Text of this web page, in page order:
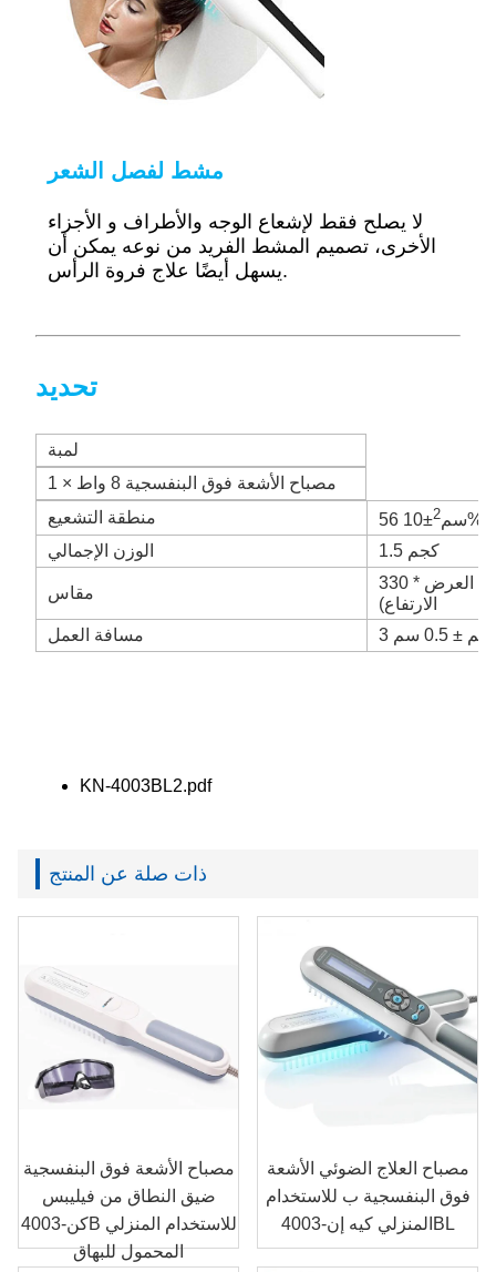
مشط لفصل الشعر
لا يصلح فقط لإشعاع الوجه والأطراف و الأجزاء
الأخرى، تصميم المشط الفريد من نوعه يمكن أن
يسهل أيضًا علاج فروة الرأس.
تحديد
لمبة
1 × مصباح الأشعة فوق البنفسجية 8 واط
منطقة التشعيع
56 سم2
±10%
الوزن الإجمالي
1.5 كجم
مقاس
(الطول * العرض *
الارتفاع)
مسافة العمل
3 سم ± 0.5 سم
KN-4003BL2.pdf
ذات صلة عن المنتج
مصباح الأشعة فوق البنفسجية
ضيق النطاق من فيليبس
كن-4003B للاستخدام المنزلي
المحمول للبهاق
مصباح العلاج الضوئي الأشعة
فوق البنفسجية ب للاستخدام
المنزلي كيه إن-4003BL